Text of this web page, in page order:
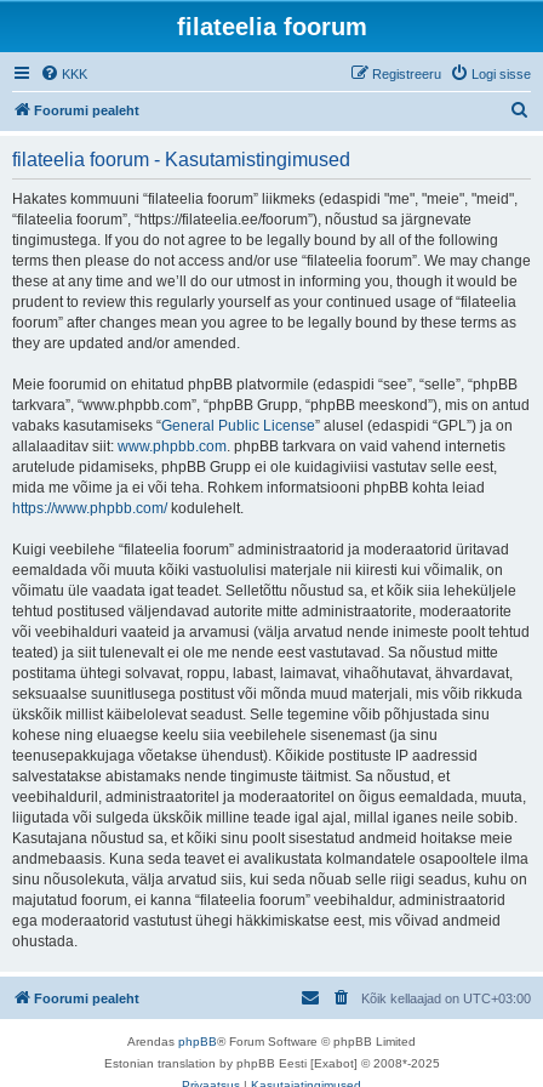
filateelia foorum
KKK Logi sisse
Registreeru
Foorumi pealeht
filateelia foorum - Kasutamistingimused
Hakates kommuuni “filateelia foorum” liikmeks (edaspidi "me", "meie", "meid",
“filateelia foorum”, “https://filateelia.ee/foorum”), nõustud sa järgnevate
tingimustega. If you do not agree to be legally bound by all of the following
terms then please do not access and/or use “filateelia foorum”. We may change
these at any time and we’ll do our utmost in informing you, though it would be
prudent to review this regularly yourself as your continued usage of “filateelia
foorum” after changes mean you agree to be legally bound by these terms as
they are updated and/or amended.
Meie foorumid on ehitatud phpBB platvormile (edaspidi “see”, “selle”, “phpBB
tarkvara”, “www.phpbb.com”, “phpBB Grupp, “phpBB meeskond”), mis on antud
vabaks kasutamiseks “General Public License” alusel (edaspidi “GPL”) ja on
allalaaditav siit: www.phpbb.com. phpBB tarkvara on vaid vahend internetis
arutelude pidamiseks, phpBB Grupp ei ole kuidagiviisi vastutav selle eest,
mida me võime ja ei või teha. Rohkem informatsiooni phpBB kohta leiad
https://www.phpbb.com/kodulehelt.
Kuigi veebilehe “filateelia foorum” administraatorid ja moderaatorid üritavad
eemaldada või muuta kõiki vastuolulisi materjale nii kiiresti kui võimalik, on
võimatu üle vaadata igat teadet. Selletõttu nõustud sa, et kõik siia leheküljele
tehtud postitused väljendavad autorite mitte administraatorite, moderaatorite
või veebihalduri vaateid ja arvamusi (välja arvatud nende inimeste poolt tehtud
teated) ja siit tulenevalt ei ole me nende eest vastutavad. Sa nõustud mitte
postitama ühtegi solvavat, roppu, labast, laimavat, vihaõhutavat, ähvardavat,
seksuaalse suunitlusega postitust või mõnda muud materjali, mis võib rikkuda
ükskõik millist käibelolevat seadust. Selle tegemine võib põhjustada sinu
kohese ning eluaegse keelu siia veebilehele sisenemast (ja sinu
teenusepakkujaga võetakse ühendust). Kõikide postituste IP aadressid
salvestatakse abistamaks nende tingimuste täitmist. Sa nõustud, et
veebihalduril, administraatoritel ja moderaatoritel on õigus eemaldada, muuta,
liigutada või sulgeda ükskõik milline teade igal ajal, millal iganes neile sobib.
Kasutajana nõustud sa, et kõiki sinu poolt sisestatud andmeid hoitakse meie
andmebaasis. Kuna seda teavet ei avalikustata kolmandatele osapooltele ilma
sinu nõusolekuta, välja arvatud siis, kui seda nõuab selle riigi seadus, kuhu on
majutatud foorum, ei kanna “filateelia foorum” veebihaldur, administraatorid
ega moderaatorid vastutust ühegi häkkimiskatse eest, mis võivad andmeid
ohustada.
Foorumi pealeht Kõik kellaajad on UTC+03:00
Arendas phpBB® Forum Software © phpBB Limited
Estonian translation by phpBB Eesti [Exabot] © 2008*-2025